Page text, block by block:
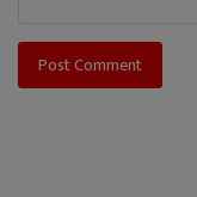
Post Comment